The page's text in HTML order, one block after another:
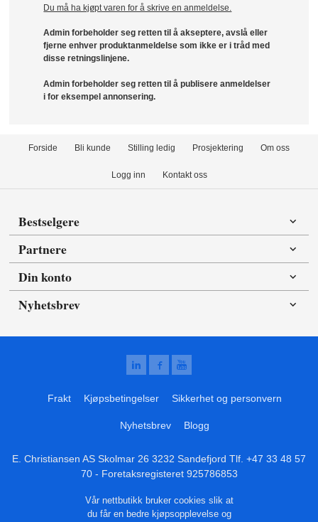
Du må ha kjøpt varen for å skrive en anmeldelse.
Admin forbeholder seg retten til å akseptere, avslå eller
fjerne enhver produktanmeldelse som ikke er i tråd med
disse retningslinjene.
Admin forbeholder seg retten til å publisere anmeldelser
i for eksempel annonsering.
Forside Bli kunde Stilling ledig Prosjektering Om oss
Logg inn Kontakt oss
Bestselgere
Partnere
Din konto
Nyhetsbrev
Frakt Kjøpsbetingelser Sikkerhet og personvern
Nyhetsbrev Blogg
E. Christiansen AS Skolmar 26 3232 Sandefjord Tlf. +47 33 48 57
70- Foretaksregisteret 925786853
Vår nettbutikk bruker cookies slik at
du får en bedre kjøpsopplevelse og